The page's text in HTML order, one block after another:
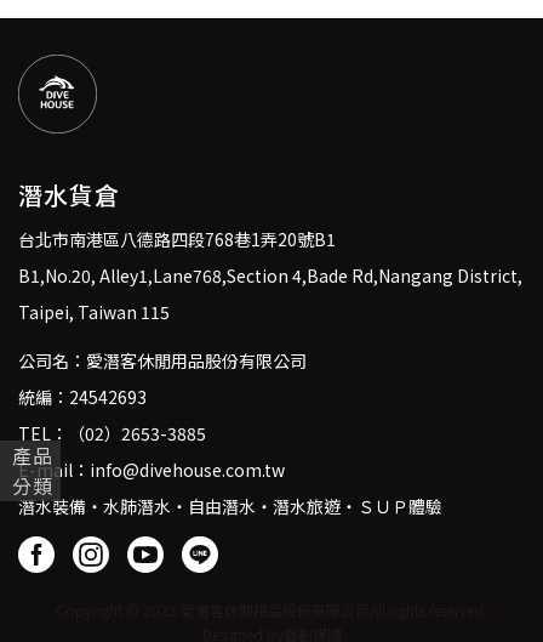
產品
分類
潛水貨倉
台北市南港區八德路四段768巷1弄20號B1
B1,No.20, Alley1,Lane768,Section 4,Bade Rd,Nangang District,
Taipei, Taiwan 115
公司名：愛潛客休閒用品股份有限公司
統編：24542693
TEL：
（02）2653-3885
E-mail： info@divehouse.com.tw
潛水裝備・水肺潛水・自由潛水・潛水旅遊・ＳＵＰ體驗